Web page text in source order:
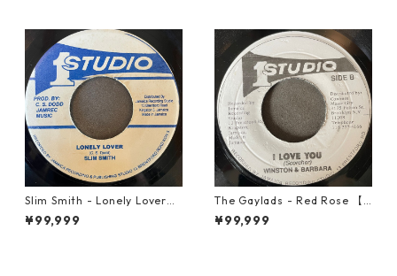
Slim Smith - Lonely Lover
【7-21921】
¥99,999
The Gaylads - Red Rose 【7
-21853】
¥99,999